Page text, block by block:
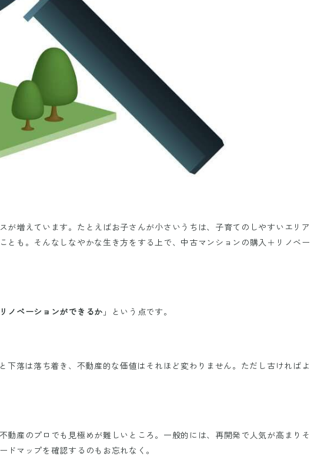
増えています。たとえばお子さんが小さいうちは、子育てのしやすいエリア
も。そんなしなやかな生き方をする上で、中古マンションの購入＋リノベー
ノベーションができるか 」という点です。
落は落ち着き、不動産的な価値はそれほど変わりません。ただし古ければよ
産のプロでも見極めが難しいところ。一般的には、再開発で人気が高まりそ
マップを確認するのもお忘れなく。